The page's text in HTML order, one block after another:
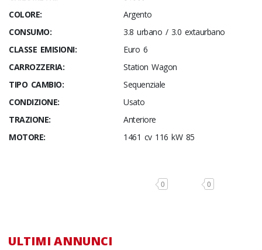
COLORE:
Argento
CONSUMO:
3.8 urbano / 3.0 extaurbano
CLASSE EMISIONI:
Euro 6
CARROZZERIA:
Station Wagon
TIPO CAMBIO:
Sequenziale
CONDIZIONE:
Usato
TRAZIONE:
Anteriore
MOTORE:
1461 cv 116 kW 85
0 0
ULTIMI ANNUNCI